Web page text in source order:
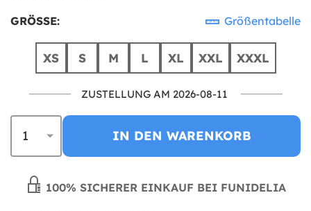
GRÖSSE: Größentabelle
XS S M L XL XXL XXXL
ZUSTELLUNG AM 2026-08-11
IN DEN WARENKORB
100% SICHERER EINKAUF BEI FUNIDELIA